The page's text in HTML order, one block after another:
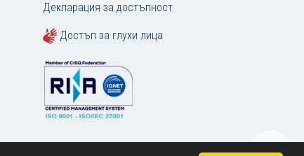
Декларация за достъпност
Достъп за глухи лица